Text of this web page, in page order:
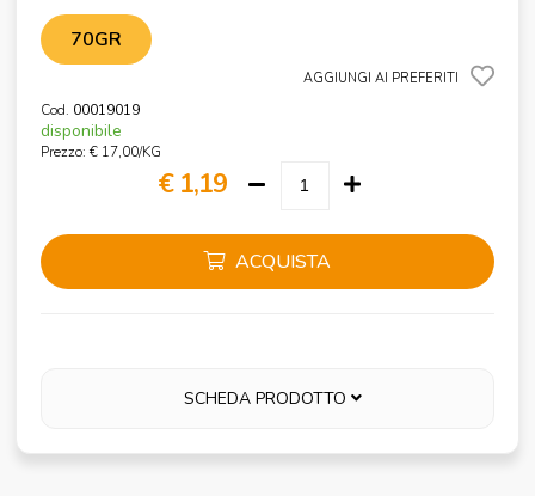
70GR
AGGIUNGI AI PREFERITI
Cod. 00019019
disponibile
Prezzo: € 17,00/KG
€ 1,19
ACQUISTA
SCHEDA PRODOTTO